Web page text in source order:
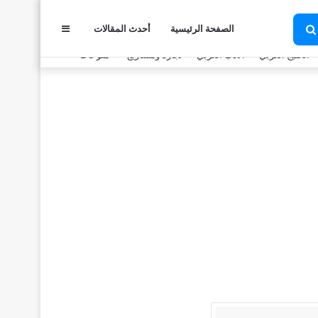
بحث
عن
الصفحة الرئيسية أحدث المقالات
الخليج العربي الأدب العربي تجارة ومشاريع منوعات